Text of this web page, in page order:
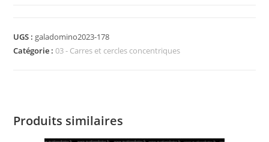
UGS : galadomino2023-178
Catégorie :03 - Carres et cercles concentriques
Produits similaires